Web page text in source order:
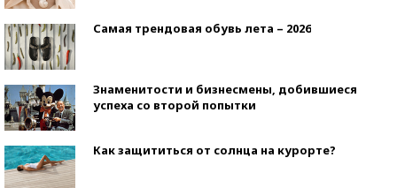
Самая трендовая обувь лета – 2026
Знаменитости и бизнесмены, добившиеся
успеха со второй попытки
Как защититься от солнца на курорте?